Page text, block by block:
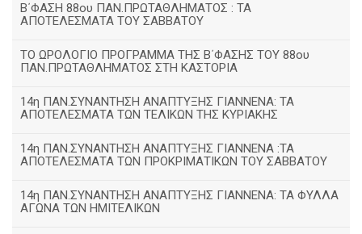
Β΄ΦΑΣΗ 88ου ΠΑΝ.ΠΡΩΤΑΘΛΗΜΑΤΟΣ : ΤΑ
ΑΠΟΤΕΛΕΣΜΑΤΑ ΤΟΥ ΣΑΒΒΑΤΟΥ
ΤΟ ΩΡΟΛΟΓΙΟ ΠΡΟΓΡΑΜΜΑ ΤΗΣ Β΄ΦΑΣΗΣ ΤΟΥ 88ου
ΠΑΝ.ΠΡΩΤΑΘΛΗΜΑΤΟΣ ΣΤΗ ΚΑΣΤΟΡΙΑ
14η ΠΑΝ.ΣΥΝΑΝΤΗΣΗ ΑΝΑΠΤΥΞΗΣ ΓΙΑΝΝΕΝΑ: ΤΑ
ΑΠΟΤΕΛΕΣΜΑΤΑ ΤΩΝ ΤΕΛΙΚΩΝ ΤΗΣ ΚΥΡΙΑΚΗΣ
14η ΠΑΝ.ΣΥΝΑΝΤΗΣΗ ΑΝΑΠΤΥΞΗΣ ΓΙΑΝΝΕΝΑ :ΤΑ
ΑΠΟΤΕΛΕΣΜΑΤΑ ΤΩΝ ΠΡΟΚΡΙΜΑΤΙΚΩΝ ΤΟΥ ΣΑΒΒΑΤΟΥ
14η ΠΑΝ.ΣΥΝΑΝΤΗΣΗ ΑΝΑΠΤΥΞΗΣ ΓΙΑΝΝΕΝΑ: ΤΑ ΦΥΛΛΑ
ΑΓΩΝΑ ΤΩΝ ΗΜΙΤΕΛΙΚΩΝ